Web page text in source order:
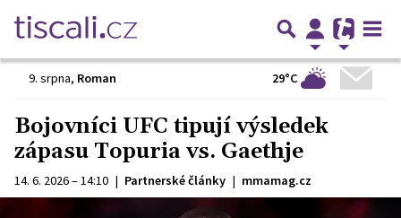
9. srpna, Roman 29°C
Bojovníci UFC tipují výsledek
zápasu Topuria vs. Gaethje
14. 6. 2026 – 14:10 | Partnerské články | mmamag.cz